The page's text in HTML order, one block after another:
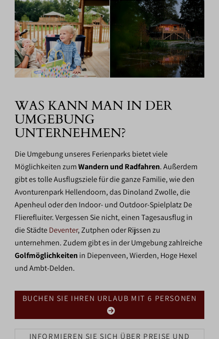
WAS KANN MAN IN DER
UMGEBUNG
UNTERNEHMEN?
Die Umgebung unseres Ferienparks bietet viele
Möglichkeiten zumWandern und Radfahren. Außerdem
gibt es tolle Ausflugsziele für die ganze Familie, wie den
Avonturenpark Hellendoorn, das Dinoland Zwolle, die
Apenheul oder den Indoor- und Outdoor-Spielplatz De
Flierefluiter. Vergessen Sie nicht, einen Tagesausflug in
die StädteDeventer, Zutphen oder Rijssen zu
unternehmen. Zudem gibt es in der Umgebung zahlreiche
Golfmöglichkeiten in Diepenveen, Wierden, Hoge Hexel
und Ambt-Delden.
BUCHEN SIE IHREN URLAUB MIT 6 PERSONEN
INFORMIEREN SIE SICH ÜBER PREISE UND